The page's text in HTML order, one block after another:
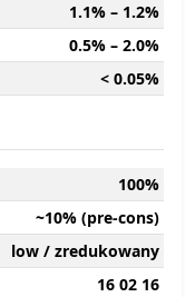
1.1% – 1.2%
0.5% – 2.0%
< 0.05%
100%
~10% (pre-cons)
low / zredukowany
16 02 16